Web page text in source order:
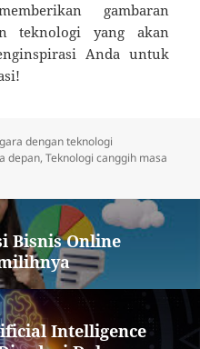
gambaran
teknologi yang akan
Anda untuk
dengan teknologi
depan,Teknologi canggih masa
Bisnis Online
Intelligence